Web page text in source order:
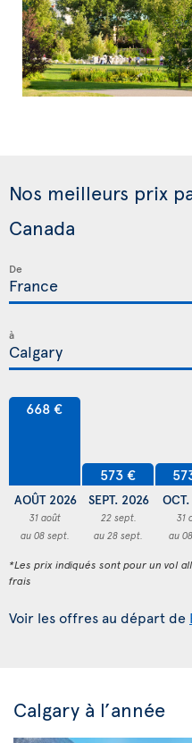
Nos meilleurs prix
Canada
De
à
668 €
AOÛT 2026
31 août
au 08 sept.
573 €
SEPT. 2026
22 sept.
au 28 sept.
31
au
*Les prix indiqués sont pour un vol
frais
Voir les offres au départ de
Calgary à l’année